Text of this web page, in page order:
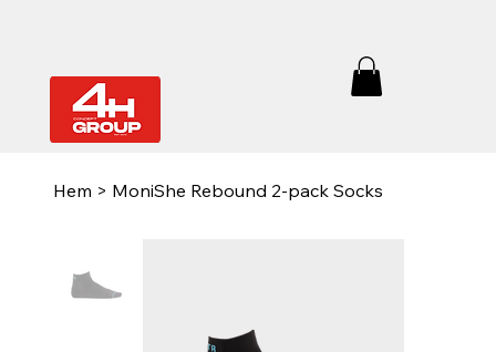
Hem > MoniShe Rebound 2-pack Socks